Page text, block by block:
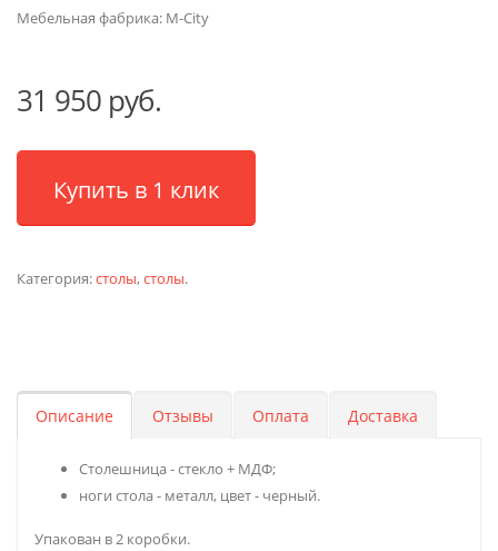
Мебельная фабрика: M-City
31 950 руб.
Купить в 1 клик
Категория:столы,столы.
Описание Отзывы Оплата Доставка
Столешница - стекло + МДФ;
ноги стола - металл, цвет - черный.
Упакован в 2 коробки.